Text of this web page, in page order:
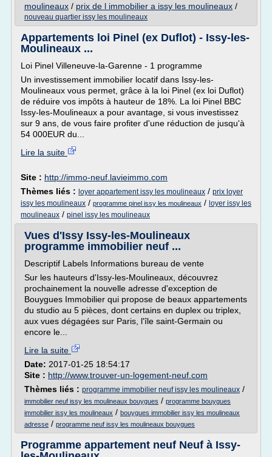
moulineaux / prix de l immobilier a issy les moulineaux /
nouveau quartier issy les moulineaux
Appartements loi Pinel (ex Duflot) - Issy-les-
Moulineaux ...
Loi Pinel Villeneuve-la-Garenne - 1 programme
Un investissement immobilier locatif dans Issy-les-
Moulineaux vous permet, grâce à la loi Pinel (ex loi Duflot)
de réduire vos impôts à hauteur de 18%. La loi Pinel BBC
Issy-les-Moulineaux a pour avantage, si vous investissez
sur 9 ans, de vous faire profiter d'une réduction de jusqu'à
54 000EUR du...
Lire la suite
Site : http://immo-neuf.lavieimmo.com
Thèmes liés : loyer appartement issy les moulineaux / prix loyer
issy les moulineaux / programme pinel issy les moulineaux / loyer issy les
moulineaux / pinel issy les moulineaux
Vues d'Issy Issy-les-Moulineaux
programme immobilier neuf ...
Descriptif Labels Informations bureau de vente
Sur les hauteurs d'Issy-les-Moulineaux, découvrez
prochainement la nouvelle adresse d'exception de
Bouygues Immobilier qui propose de beaux appartements
du studio au 5 pièces, dont certains en duplex ou triplex,
aux vues dégagées sur Paris, l'île saint-Germain ou
encore le...
Lire la suite
Date: 2017-01-25 18:54:17
Site : http://www.trouver-un-logement-neuf.com
Thèmes liés : programme immobilier neuf issy les moulineaux /
immobilier neuf issy les moulineaux bouygues / programme bouygues
immobilier issy les moulineaux / bouygues immobilier issy les moulineaux
adresse / programme neuf issy les moulineaux bouygues
Programme appartement neuf Neuf à Issy-